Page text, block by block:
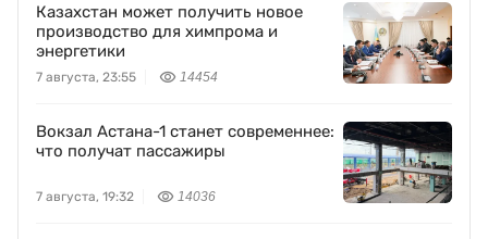
Казахстан может получить новое
производство для химпрома и
энергетики
7 августа, 23:55 14454
Вокзал Астана-1 станет современнее:
что получат пассажиры
7 августа, 19:32 14036